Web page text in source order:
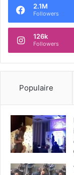
2.1M
Followers
126k
Followers
Populaire